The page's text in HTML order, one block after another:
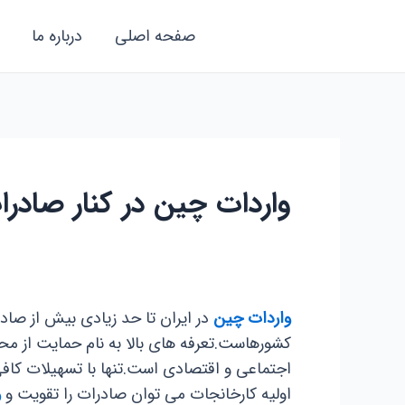
صفحه اصلی درباره ما
واردات چین در کنار
واردات چین در ایران تا حد زیادی بیش از
کشورهاست.تعرفه های بالا به نام حمایت
اجتماعی و اقتصادی است.تنها با تسهیلات
اولیه کارخانجات می توان صادرات را تقویت و